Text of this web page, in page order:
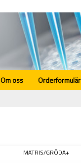
Om oss Orderformulär
MATRIS/GRÖDA+